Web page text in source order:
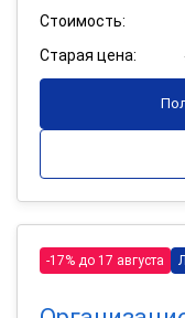
Стоимость:
Старая цена:
-17% до 17 августа